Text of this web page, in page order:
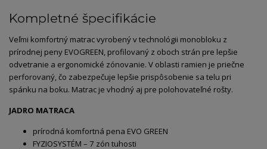
Kompletné špecifikácie
Veľmi komfortný matrac vyrobený v technológii monobloku z
prírodnej peny EVOGREEN, profilovaný z oboch strán pre lepšie
odvetranie a ergonomické zónovanie. V oblasti ramien je priečne
perforovaný, čo zabezpečuje lepšie prispôsobenie sa telu pri
spánku na boku. Matrac je vhodný aj pre polohovateľné rošty.
JADRO MATRACA
prírodná komfortná pena EVO GREEN
FYZIOSYSTÉM – 7 zón tuhosti